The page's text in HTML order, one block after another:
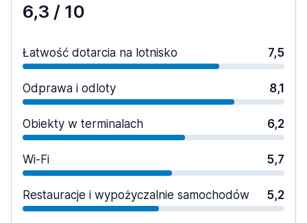
6,3 / 10
Łatwość dotarcia na lotnisko 7,5
Odprawa i odloty 8,1
Obiekty w terminalach 6,2
Wi-Fi 5,7
Restauracje i wypożyczalnie samochodów 5,2